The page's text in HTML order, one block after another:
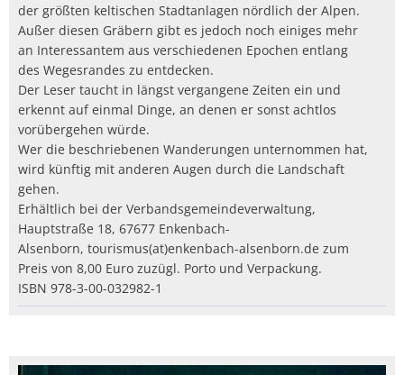
der größten keltischen Stadtanlagen nördlich der Alpen.
Außer diesen Gräbern gibt es jedoch noch einiges mehr
an Interessantem aus verschiedenen Epochen entlang
des Wegesrandes zu entdecken.
Der Leser taucht in längst vergangene Zeiten ein und
erkennt auf einmal Dinge, an denen er sonst achtlos
vorübergehen würde.
Wer die beschriebenen Wanderungen unternommen hat,
wird künftig mit anderen Augen durch die Landschaft
gehen.
Erhältlich bei der Verbandsgemeindeverwaltung,
Hauptstraße 18, 67677 Enkenbach-
Alsenborn, tourismus(at)enkenbach-alsenborn.de zum
Preis von 8,00 Euro zuzügl. Porto und Verpackung.
ISBN 978-3-00-032982-1